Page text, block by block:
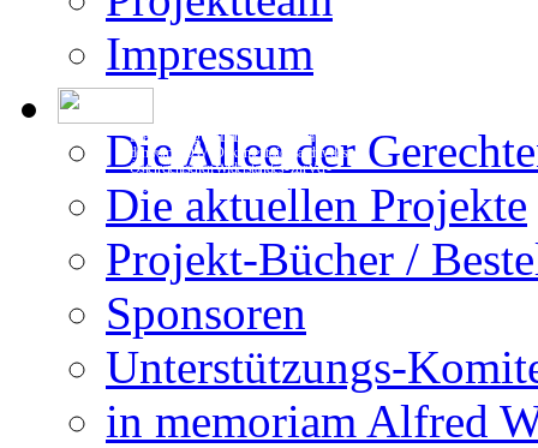
Impressum
Die Allee der
Die aktuellen Projekte
Projekt-Bücher /
Sponsoren
Unterstützungs-
in memoriam Alfred
Die Erstellung der Datenbank beruht auf
den vom DÖW - Dokumentationsarchiv des
Österreichischen Widerstandes - zur Ver-